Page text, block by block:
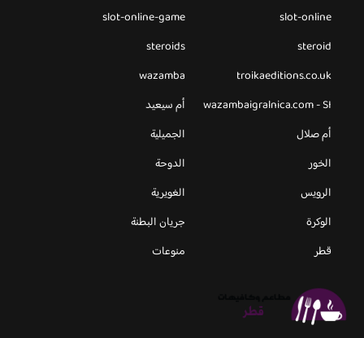
slot-online
slot-online-game
steroid
steroids
troikaeditions.co.uk
wazamba
wazambaigralnica.com - SI
أم سيعيد
أم صلال
الجميلية
الخور
الدوحة
الرويس
الغويرية
الوكرة
جريان البطنة
قطر
منوعات